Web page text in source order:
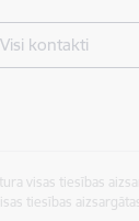
Visi kontakti
visas tiesības
tiesības